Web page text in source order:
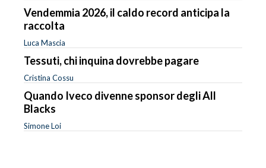
Vendemmia 2026, il caldo record anticipa la
raccolta
Luca Mascia
Tessuti, chi inquina dovrebbe pagare
Cristina Cossu
Quando Iveco divenne sponsor degli All
Blacks
Simone Loi